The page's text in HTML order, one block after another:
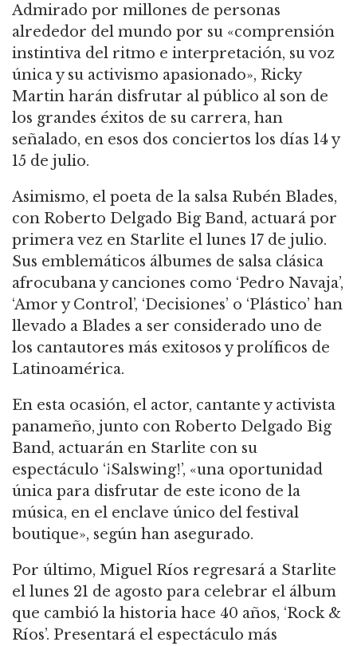
Admirado por millones de personas
alrededor del mundo por su «comprensión
instintiva del ritmo e interpretación, su voz
única y su activismo apasionado», Ricky
Martin harán disfrutar al público al son de
los grandes éxitos de su carrera, han
señalado, en esos dos conciertos los días 14 y
15 de julio.
Asimismo, el poeta de la salsa Rubén Blades,
con Roberto Delgado Big Band, actuará por
primera vez en Starlite el lunes 17 de julio.
Sus emblemáticos álbumes de salsa clásica
afrocubana y canciones como ‘Pedro Navaja’,
‘Amor y Control’, ‘Decisiones’ o ‘Plástico’ han
llevado a Blades a ser considerado uno de
los cantautores más exitosos y prolíficos de
Latinoamérica.
En esta ocasión, el actor, cantante y activista
panameño, junto con Roberto Delgado Big
Band, actuarán en Starlite con su
espectáculo ‘¡Salswing!’, «una oportunidad
única para disfrutar de este icono de la
música, en el enclave único del festival
boutique», según han asegurado.
Por último, Miguel Ríos regresará a Starlite
el lunes 21 de agosto para celebrar el álbum
que cambió la historia hace 40 años, ‘Rock &
Ríos’. Presentará el espectáculo más